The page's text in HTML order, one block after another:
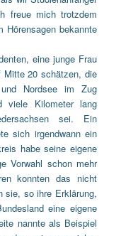
freue mich trotzdem
Hörensagen bekannte
eine junge Frau
Mitte 20 schätzen, die
Nordsee im Zug
viele Kilometer lang
sei. Ein
sich irgendwann ein
habe seine eigene
Vorwahl schon mehr
konnten das nicht
sie, so ihre Erklärung,
eine eigene
nannte als Beispiel